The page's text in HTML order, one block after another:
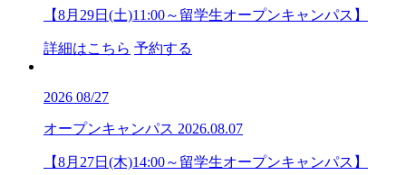
【8月29日(土)11:00～留学生オープンキャンパス】
詳細はこちら 予約する
2026 08/27
オープンキャンパス 2026.08.07
【8月27日(木)14:00～留学生オープンキャンパス】